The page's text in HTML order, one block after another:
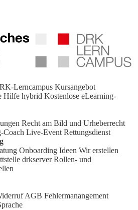
auf.
der
Produktseite
gewählt
Lerncampus Kursangebot
Hilfe hybrid Kostenlose eLearning-
Recht am Bild und Urheberrecht
Coach Live-Event Rettungsdienst
Onboarding Ideen Wir erstellen
drkserver Rollen- und
AGB Fehlermanangement